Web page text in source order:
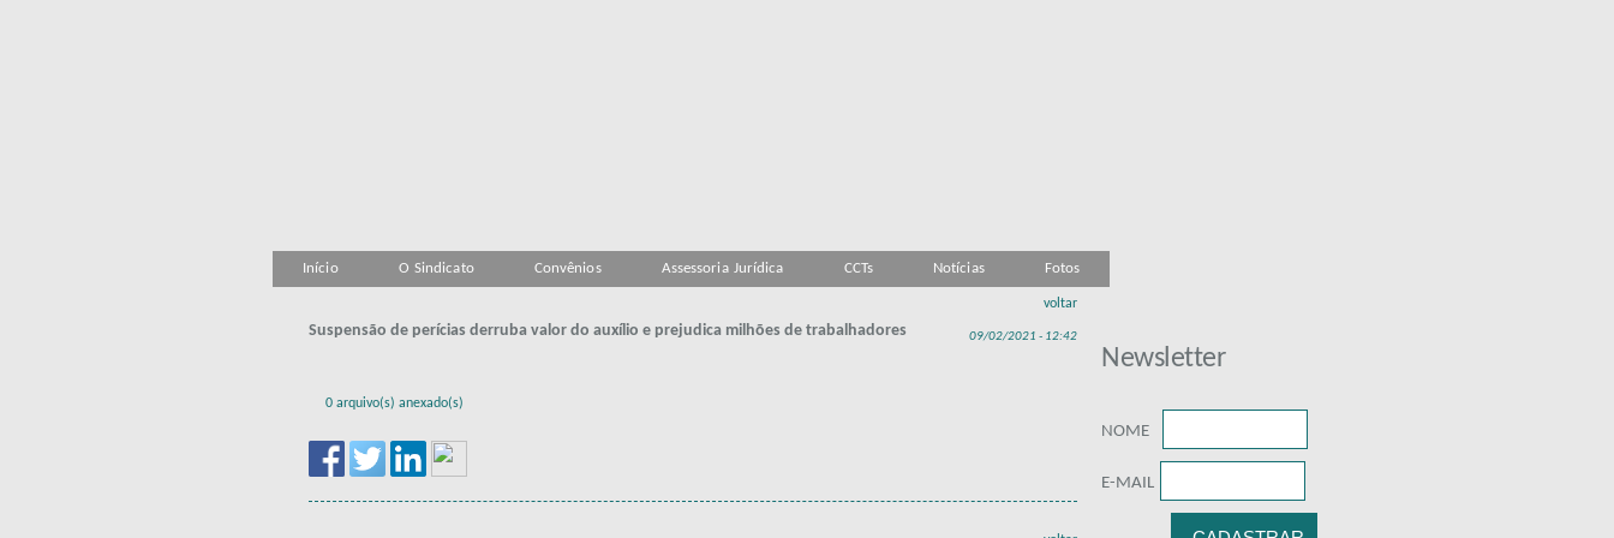
Início O Sindicato Convênios Assessoria Jurídica CCTs Notícias Fotos
voltar
Suspensão de perícias derruba valor do auxílio e prejudica milhões de trabalhadores 09/02/2021 - 12:42
0 arquivo(s) anexado(s)
Newsletter
NOME
E-MAIL